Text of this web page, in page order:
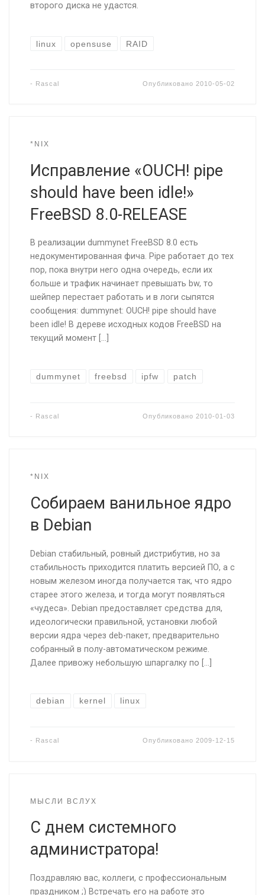
второго диска не удастся.
linux opensuse RAID
- Rascal Опубликовано 2010-05-02
*NIX
Исправление «OUCH! pipe
should have been idle!»
FreeBSD 8.0-RELEASE
В реализации dummynet FreeBSD 8.0 есть
недокументированная фича. Pipe работает до тех
пор, пока внутри него одна очередь, если их
больше и трафик начинает превышать bw, то
шейпер перестает работать и в логи сыпятся
сообщения: dummynet: OUCH! pipe should have
been idle! В дереве исходных кодов FreeBSD на
текущий момент […]
dummynet freebsd ipfw patch
- Rascal Опубликовано 2010-01-03
*NIX
Собираем ванильное ядро
в Debian
Debian стабильный, ровный дистрибутив, но за
стабильность приходится платить версией ПО, а с
новым железом иногда получается так, что ядро
старее этого железа, и тогда могут появляться
«чудеса». Debian предоставляет средства для,
идеологически правильной, установки любой
версии ядра через deb-пакет, предварительно
собранный в полу-автоматическом режиме.
Далее привожу небольшую шпаргалку по […]
debian kernel linux
- Rascal Опубликовано2009-12-15
МЫСЛИ ВСЛУХ
С днем системного
администратора!
Поздравляю вас, коллеги, с профессиональным
праздником ;) Встречать его на работе это